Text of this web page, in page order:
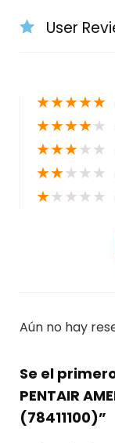
User
★★★★★
★★★★★
★★★★★
★★★★★
★★★★★
Aún no hay
Se el
PENTAIR
(78411100)”